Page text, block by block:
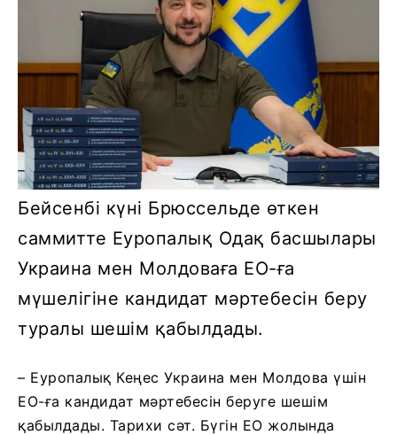
Бейсенбі күні Брюссельде өткен
саммитте Еуропалық Одақ басшылары
Украина мен Молдоваға ЕО-ға
мүшелігіне кандидат мәртебесін беру
туралы шешім қабылдады.
– Еуропалық Кеңес Украина мен Молдова үшін
ЕО-ға кандидат мәртебесін беруге шешім
қабылдады. Тарихи сәт. Бүгін ЕО жолында